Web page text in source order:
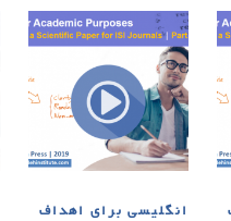
انگلیسی برای اهداف